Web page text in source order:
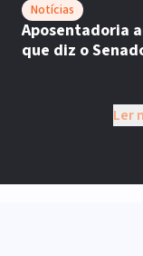
Notícias
Aposentadoria
que diz o
Ler